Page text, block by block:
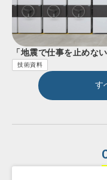
「地震で仕事を止めな
技術資料
す